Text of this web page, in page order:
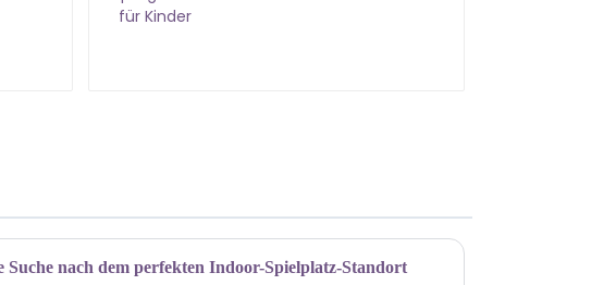
Suche nach dem perfekten Indoor-Spielplatz-Standort